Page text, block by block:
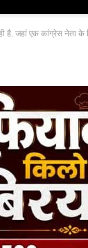
जहां एक कांग्रेस नेता के